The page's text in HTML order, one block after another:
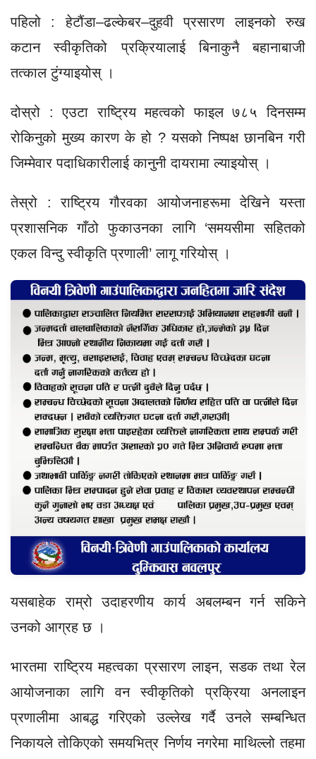
पहिलो : हेटौंडा–ढल्केबर–दुहवी प्रसारण लाइनको रुख
कटान स्वीकृतिको प्रक्रियालाई बिनाकुनै बहानाबाजी
तत्काल टुंग्याइयोस् ।
दोस्रो : एउटा राष्ट्रिय महत्वको फाइल ७८५ दिनसम्म
रोकिनुको मुख्य कारण के हो ? यसको निष्पक्ष छानबिन गरी
जिम्मेवार पदाधिकारीलाई कानुनी दायरामा ल्याइयोस् ।
तेस्रो : राष्ट्रिय गौरवका आयोजनाहरूमा देखिने यस्ता
प्रशासनिक गाँठो फुकाउनका लागि ‘समयसीमा सहितको
एकल विन्दु स्वीकृति प्रणाली’ लागू गरियोस् ।
यसबाहेक राम्रो उदाहरणीय कार्य अबलम्बन गर्न सकिने
उनको आग्रह छ ।
भारतमा राष्ट्रिय महत्वका प्रसारण लाइन, सडक तथा रेल
आयोजनाका लागि वन स्वीकृतिको प्रक्रिया अनलाइन
प्रणालीमा आबद्ध गरिएको उल्लेख गर्दै उनले सम्बन्धित
निकायले तोकिएको समयभित्र निर्णय नगरेमा माथिल्लो तहमा